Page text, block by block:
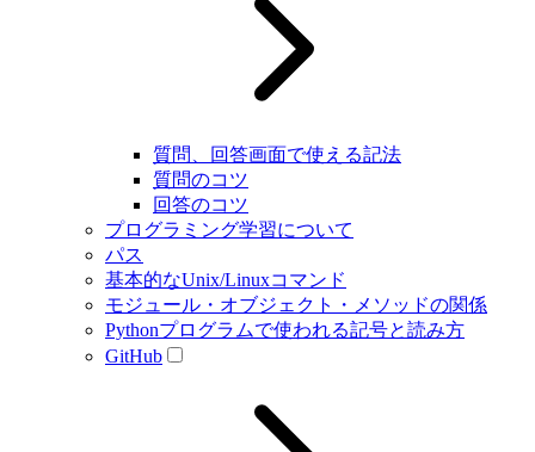
質問、回答画面で使える記法
質問のコツ
回答のコツ
プログラミング学習について
パス
基本的なUnix/Linuxコマンド
モジュール・オブジェクト・メソッドの関係
Pythonプログラムで使われる記号と読み方
GitHub